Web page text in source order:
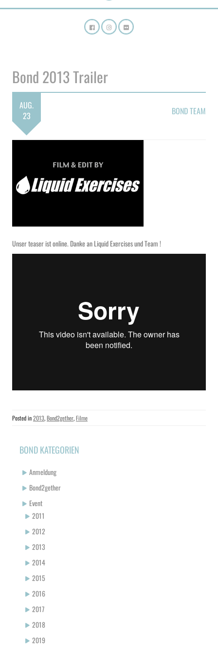
Bond 2013 Trailer
AUG.
23
BOND TEAM
Unser teaser ist online. Danke an Liquid Exercises und Team !
Posted in2013,Bond2gether,Filme
BOND KATEGORIEN
Anmeldung
Bond2gether
Event
2011
2012
2013
2014
2015
2016
2017
2018
2019